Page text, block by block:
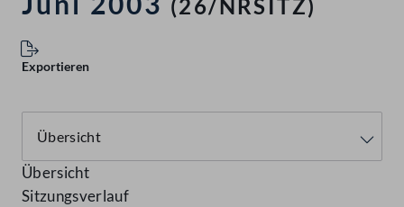
(26/NRSITZ)
Exportieren
Übersicht
Sitzungsverlauf